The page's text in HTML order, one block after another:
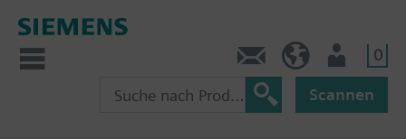
0
Scannen